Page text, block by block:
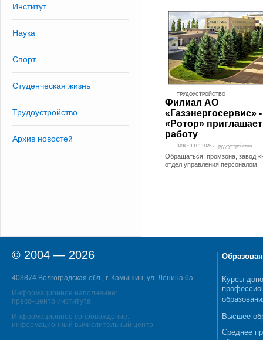
Институт
Наука
Спорт
Студенческая жизнь
Трудоустройство
Архив новостей
ТРУДОУСТРОЙСТВО
Филиал АО
«Газэнергосервис»
«Ротор»
работу
3494 • 13.01.2025 - Трудоустройство
Обращаться: промзона, завод
отдел управления персоналом
© 2004 — 2026
403874 Волгоградская обл., г. Камышин, ул. Ленина 6а
Информационное наполнение:
пресс–центр института
Информационное сопровождение:
информационный вычислительный центр
Курсы
Высшее
Среднее